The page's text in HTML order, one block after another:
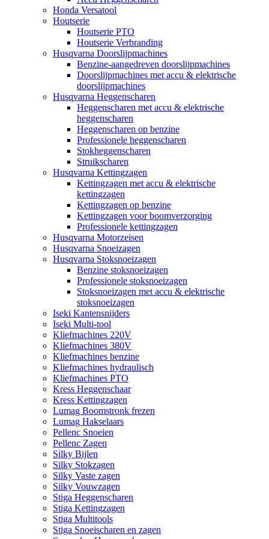
Honda Versatool
Houtserie
Houtserie PTO
Houtserie Verbranding
Husqvarna Doorslijpmachines
Benzine-aangedreven doorslijpmachines
Doorslijpmachines met accu & elektrische
doorslijpmachines
Husqvarna Heggenscharen
Heggenscharen met accu & elektrische
heggenscharen
Heggenscharen op benzine
Professionele heggenscharen
Stokheggenscharen
Struikscharen
Husqvarna Kettingzagen
Kettingzagen met accu & elektrische
kettingzagen
Kettingzagen op benzine
Kettingzagen voor boomverzorging
Professionele kettingzagen
Husqvarna Motorzeisen
Husqvarna Snoeizagen
Husqvarna Stoksnoeizagen
Benzine stoksnoeizagen
Professionele stoksnoeizagen
Stoksnoeizagen met accu & elektrische
stoksnoeizagen
Iseki Kantensnijders
Iseki Multi-tool
Kliefmachines 220V
Kliefmachines 380V
Kliefmachines benzine
Kliefmachines hydraulisch
Kliefmachines PTO
Kress Heggenschaar
Kress Kettingzagen
Lumag Boomstronk frezen
Lumag Hakselaars
Pellenc Snoeien
Pellenc Zagen
Silky Bijlen
Silky Stokzagen
Silky Vaste zagen
Silky Vouwzagen
Stiga Heggenscharen
Stiga Kettingzagen
Stiga Multitools
Stiga Snoeischaren en zagen